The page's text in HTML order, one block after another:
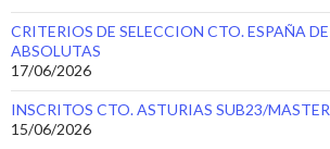
CRITERIOS DE SELECCION CTO. ESPAÑA
ABSOLUTAS
17/06/2026
INSCRITOS CTO. ASTURIAS SUB23/
15/06/2026